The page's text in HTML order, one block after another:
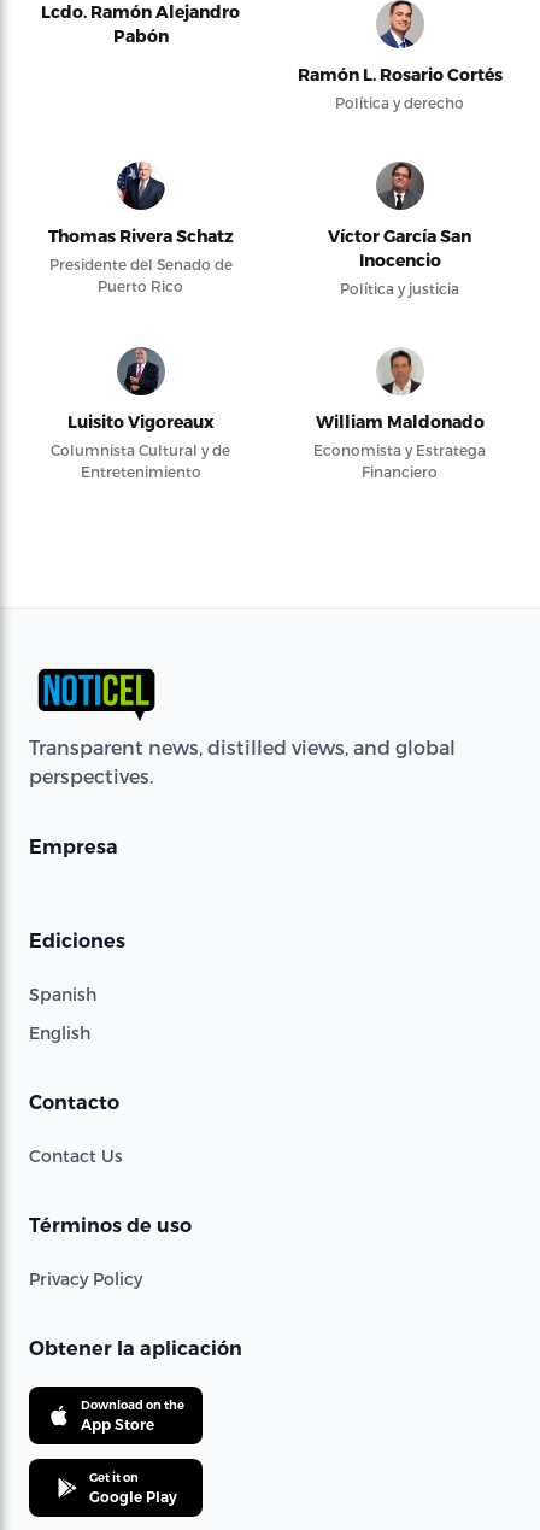
Lcdo. Ramón Alejandro
Pabón
Ramón L. Rosario Cortés
Política y derecho
Thomas Rivera Schatz
Presidente del Senado de
Puerto Rico
Víctor García San
Inocencio
Política y justicia
Luisito Vigoreaux
Columnista Cultural y de
Entretenimiento
William Maldonado
Economista y Estratega
Financiero
Transparent news, distilled views, and global
perspectives.
Empresa
Ediciones
Spanish
English
Contacto
Contact Us
Términos de uso
Privacy Policy
Obtener la aplicación
Download on the
App Store
Get it on
Google Play